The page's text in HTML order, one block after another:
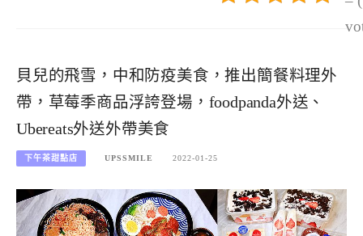
貝兒的飛雪，中和防疫美食，推出簡餐料理外
帶，草莓季商品浮誇登場，foodpanda外送、
Ubereats外送外帶美食
下午茶甜點店 UPSSMILE 2022-01-25